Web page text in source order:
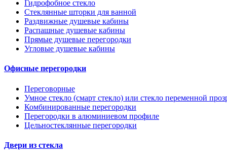
Гидрофобное стекло
Стеклянные шторки для ванной
Раздвижные душевые кабины
Распашные душевые кабины
Прямые душевые перегородки
Угловые душевые кабины
Офисные перегородки
Переговорные
Умное стекло (смарт стекло) или стекло переменной
Комбинированные перегородки
Перегородки в алюминиевом профиле
Цельностеклянные перегородки
Двери из стекла